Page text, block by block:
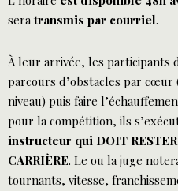
seratransmis par courriel.
À leur arrivée, les participants
parcours d’obstacles par cœur
niveau) puis faire
pour la compétition, ils
instructeur qui DOIT RESTER
CARRIÈRE. Le ou la juge
tournants, vitesse,